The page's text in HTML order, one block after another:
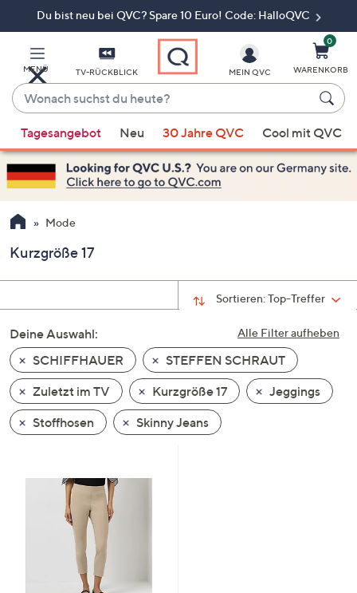
Du bist neu bei QVC? Spare 10 Euro! Code: HalloQVC
MENÜ TV-RÜCKBLICK
Wonach
suchst
du
heute?
Vorschläge
verfügbar
sind,
verwenden
Sie
Pfeiltasten
nach
und
nach
unten
oder
wischen
Sie
auf
MEIN QVC
0
WARENKORB
Tagesangebot Neu 30 Jahre QVC Cool mit QVC
Mode
Kurzgröße 17
Sortieren:Top-Treffer
Alle Filter aufheben
Deine Auswahl:
SCHIFFHAUER
STEFFEN SCHRAUT
Zuletzt im TV
Kurzgröße 17
Jeggings
Stoffhosen
Skinny Jeans